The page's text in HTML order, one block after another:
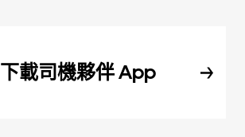
下載司機夥伴 App